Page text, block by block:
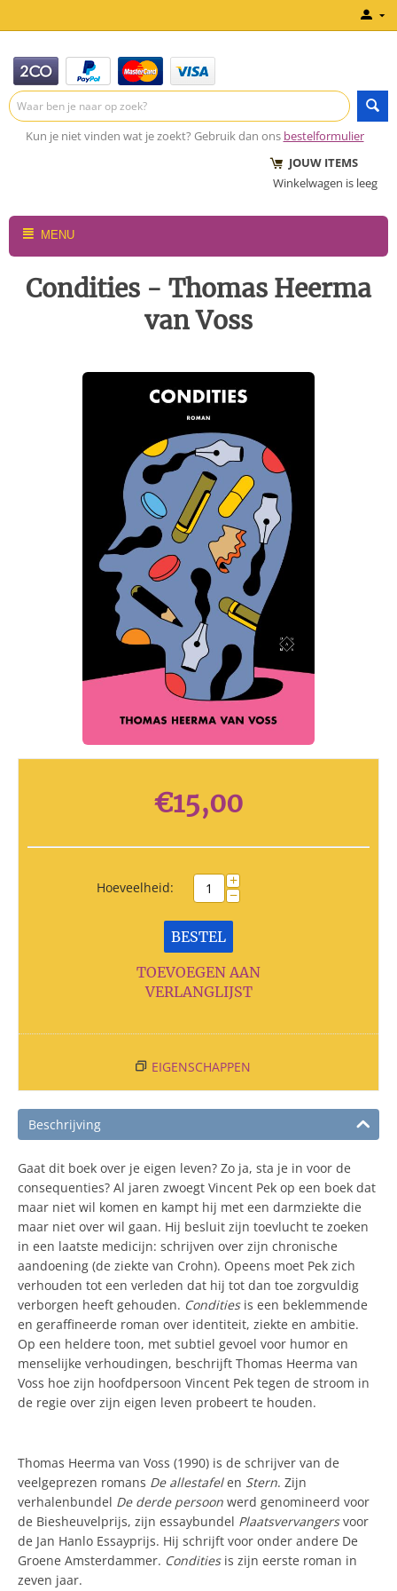
Kun je niet vinden wat je zoekt? Gebruik dan ons bestelformulier
JOUW ITEMS
Winkelwagen is leeg
MENU
Condities - Thomas Heerma
van Voss
€15,00
Hoeveelheid: +
−
BESTEL
TOEVOEGEN AAN
VERLANGLIJST
EIGENSCHAPPEN
Beschrijving
Gaat dit boek over je eigen leven? Zo ja, sta je in voor de
consequenties? Al jaren zwoegt Vincent Pek op een boek dat
maar niet wil komen en kampt hij met een darmziekte die
maar niet over wil gaan. Hij besluit zijn toevlucht te zoeken
in een laatste medicijn: schrijven over zijn chronische
aandoening (de ziekte van Crohn). Opeens moet Pek zich
verhouden tot een verleden dat hij tot dan toe zorgvuldig
verborgen heeft gehouden. Condities is een beklemmende
en geraffineerde roman over identiteit, ziekte en ambitie.
Op een heldere toon, met subtiel gevoel voor humor en
menselijke verhoudingen, beschrijft Thomas Heerma van
Voss hoe zijn hoofdpersoon Vincent Pek tegen de stroom in
de regie over zijn eigen leven probeert te houden.
Thomas Heerma van Voss (1990) is de schrijver van de
veelgeprezen romans De allestafelen Stern. Zijn
verhalenbundel De derde persoon werd genomineerd voor
de Biesheuvelprijs, zijn essaybundel Plaatsvervangersvoor
de Jan Hanlo Essayprijs. Hij schrijft voor onder andere De
Groene Amsterdammer. Condities is zijn eerste roman in
zeven jaar.